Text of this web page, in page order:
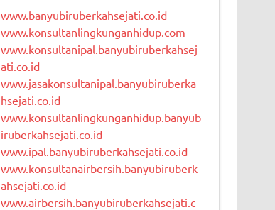
www.banyubiruberkahsejati.co.id
www.konsultanlingkunganhidup.com
www.konsultanipal.banyubiruberkahsej
ati.co.id
www.jasakonsultanipal.banyubiruberka
hsejati.co.id
www.konsultanlingkunganhidup.banyub
iruberkahsejati.co.id
www.ipal.banyubiruberkahsejati.co.id
www.konsultanairbersih.banyubiruberk
ahsejati.co.id
www.airbersih.banyubiruberkahsejati.c